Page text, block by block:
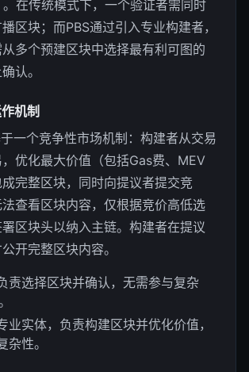
。在传统模式下，一个验证者需同时
区块；而PBS通过引入专业构建者，
多个预建区块中选择最有利可图的
认。
机制
一个竞争性市场机制：构建者从交易
优化最大价值（包括Gas费、MEV
完整区块，同时向提议者提交竞
查看区块内容，仅根据竞价高低选
区块头以纳入主链。构建者在提议
开完整区块内容。
责选择区块并确认，无需参与复杂
业实体，负责构建区块并优化价值，
杂性。